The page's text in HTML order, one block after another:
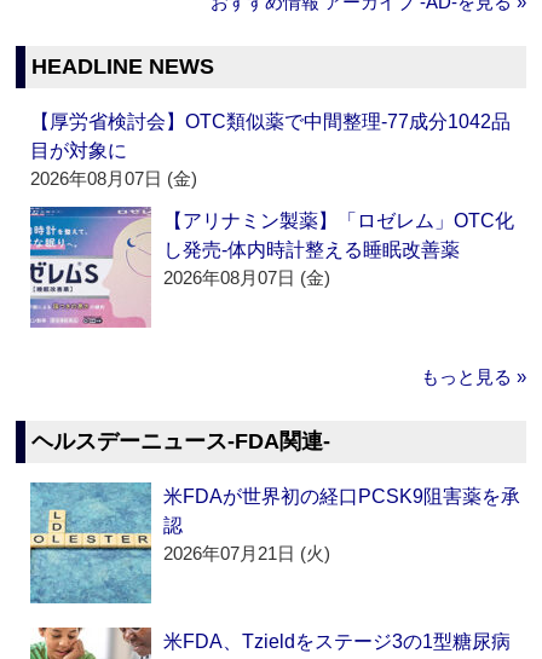
HEADLINE NEWS
【厚労省検討会】OTC類似薬で中間整理‐77成分1042品
目が対象に
2026年08月07日 (金)
【アリナミン製薬】「ロゼレム」OTC化
し発売‐体内時計整える睡眠改善薬
2026年08月07日 (金)
もっと見る »
ヘルスデーニュース‐FDA関連‐
米FDAが世界初の経口PCSK9阻害薬を承
認
2026年07月21日 (火)
米FDA、Tzieldをステージ3の1型糖尿病